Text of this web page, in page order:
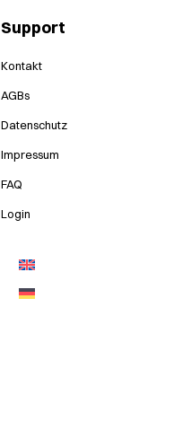
Support
Kontakt
AGBs
Datenschutz
Impressum
FAQ
Login